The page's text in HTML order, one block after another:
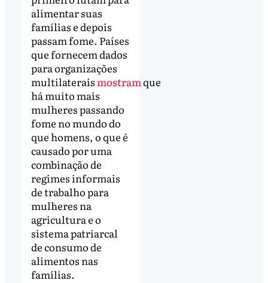
alimentar suas
famílias e depois
passam fome. Países
que fornecem dados
para organizações
multilaterais mostramque
há muito mais
mulheres passando
fome no mundo do
que homens, o que é
causado por uma
combinação de
regimes informais
de trabalho para
mulheres na
agricultura e o
sistema patriarcal
de consumo de
alimentos nas
famílias.